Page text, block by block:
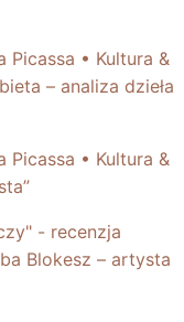
Picassa • Kultura &
– analiza dzieła
Picassa • Kultura &
- recenzja
Blokesz – artysta